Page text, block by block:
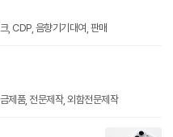
, CDP, 음향기기대여, 판매
제품, 전문제작, 외함전문제작